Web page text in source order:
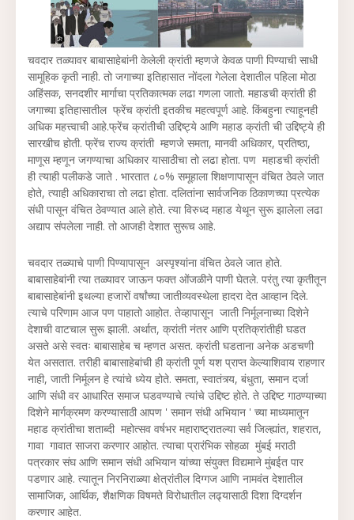
चवदार तळ्यावर बाबासाहेबांनी केलेली क्रांती म्हणजे केवळ पाणी पिण्याची साधी
सामूहिक कृती नाही. तो जगाच्या इतिहासात नोंदला गेलेला देशातील पहिला मोठा
अहिंसक, सनदशीर मार्गाचा प्रतिकात्मक लढा गणला जातो. महाडची क्रांती ही
जगाच्या इतिहासातील फ्रेंच क्रांती इतकीच महत्वपूर्ण आहे. किंबहुना त्याहूनही
अधिक महत्त्वाची आहे.फ्रेंच क्रांतीची उद्दिष्ट्ये आणि महाड क्रांती ची उद्दिष्ट्ये ही
सारखीच होती. फ्रेंच राज्य क्रांती म्हणजे समता, मानवी अधिकार, प्रतिष्ठा,
माणूस म्हणून जगण्याचा अधिकार यासाठीचा तो लढा होता. पण महाडची क्रांती
ही त्याही पलीकडे जाते . भारतात ८०% समूहाला शिक्षणापासून वंचित ठेवले जात
होते, त्याही अधिकाराचा तो लढा होता. दलितांना सार्वजनिक ठिकाणच्या प्रत्येक
संधी पासून वंचित ठेवण्यात आले होते. त्या विरुध्द महाड येथून सुरू झालेला लढा
अद्याप संपलेला नाही. तो आजही देशात सुरूच आहे.
चवदार तळ्याचे पाणी पिण्यापासून अस्पृश्यांना वंचित ठेवले जात होते.
बाबासाहेबांनी त्या तळ्यावर जाऊन फक्त ओंजळीने पाणी घेतले. परंतु त्या कृतीतून
बाबासाहेबांनी इथल्या हजारों वर्षांच्या जातीव्यवस्थेला हादरा देत आव्हान दिले.
त्याचे परिणाम आज पण पाहातो आहोत. तेव्हापासून जाती निर्मूलनाच्या दिशेने
देशाची वाटचाल सुरू झाली. अर्थात, क्रांती नंतर आणि प्रतिक्रांतीही घडत
असते असे स्वतः बाबासाहेब च म्हणत असत. क्रांती घडताना अनेक अडचणी
येत असतात. तरीही बाबासाहेबांची ही क्रांती पूर्ण यश प्राप्त केल्याशिवाय राहणार
नाही, जाती निर्मूलन हे त्यांचे ध्येय होते. समता, स्वातंत्र्य, बंधुता, समान दर्जा
आणि संधी वर आधारित समाज घडवण्याचे त्यांचे उद्दिष्ट होते. ते उद्दिष्ट गाठण्याच्या
दिशेने मार्गक्रमण करण्यासाठी आपण ' समान संधी अभियान ' च्या माध्यमातून
महाड क्रांतीचा शताब्दी महोत्सव वर्षभर महाराष्ट्रातल्या सर्व जिल्ह्यांत, शहरात,
गावा गावात साजरा करणार आहोत. त्याचा प्रारंभिक सोहळा मुंबई मराठी
पत्रकार संघ आणि समान संधी अभियान यांच्या संयुक्त विद्यमाने मुंबईत पार
पडणार आहे. त्यातून निरनिराळ्या क्षेत्रांतील दिग्गज आणि नामवंत देशातील
सामाजिक, आर्थिक, शैक्षणिक विषमते विरोधातील लढ्यासाठी दिशा दिग्दर्शन
करणार आहेत.